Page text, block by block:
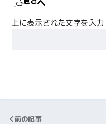
上に表示された文字を入力
前の記事